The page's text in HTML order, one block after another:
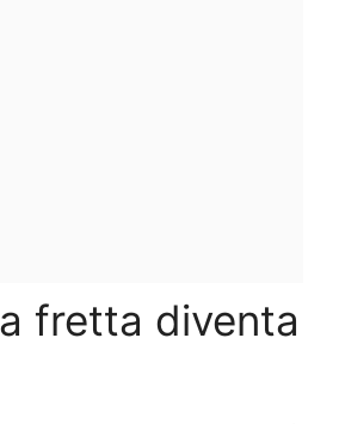
fretta diventa